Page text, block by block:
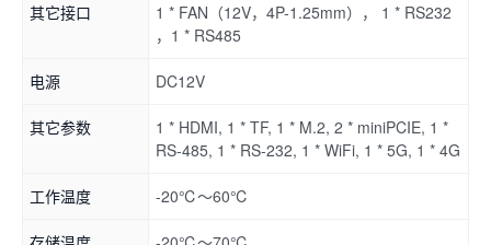
其它接口
1 * FAN（12V，4P-1.25mm）， 1 * RS232
，1 * RS485
电源 DC12V
其它参数
1 * HDMI, 1 * TF, 1 * M.2, 2 * miniPCIE, 1 *
RS-485, 1 * RS-232, 1 * WiFi, 1 * 5G, 1 * 4G
工作温度 -20℃～60℃